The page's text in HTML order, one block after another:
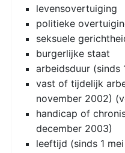
levensovertuiging
politieke
seksuele
burgerlijke staat
arbeidsduur (sinds
vast of tijdelijk
november 2002)
handicap of
december 2003)
leeftijd (sinds 1